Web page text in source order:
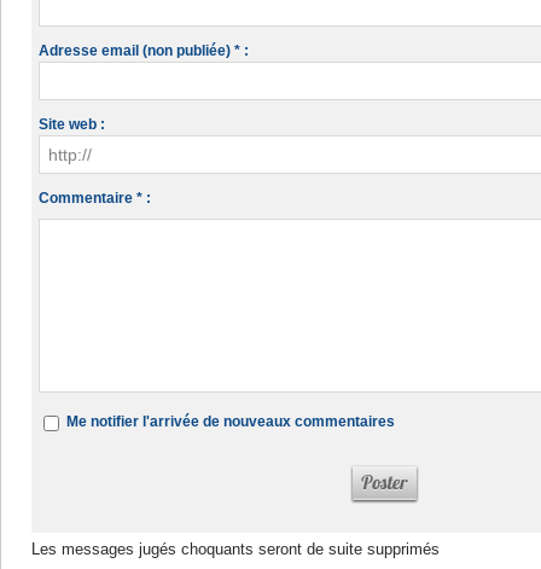
Adresse email (non publiée) * :
Site web :
Commentaire * :
Me notifier l'arrivée de nouveaux commentaires
Les messages jugés choquants seront de suite supprimés